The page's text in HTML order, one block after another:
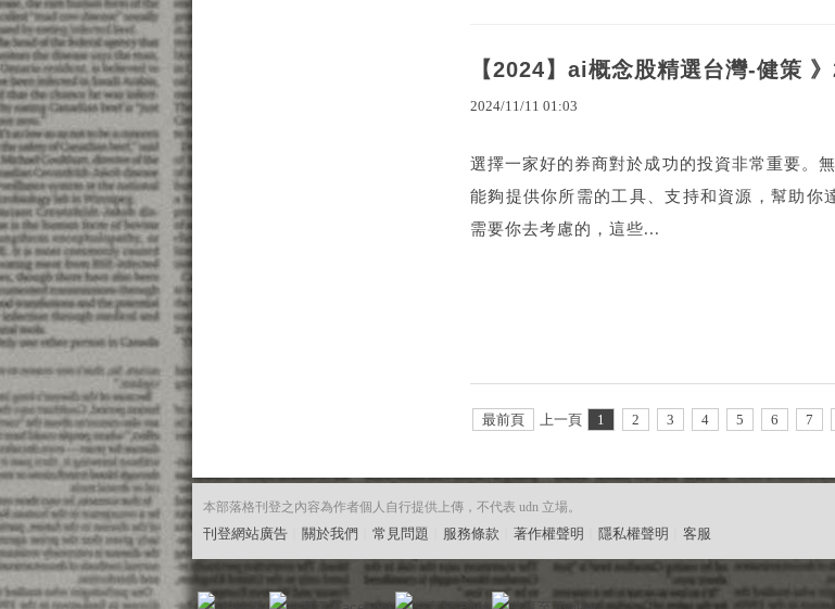
【2024】ai概念股精選台灣-健策
2024/11/11 01:03
選擇一家好的券商對於成功的投資非常重要。
能夠提供你所需的工具、支持和資源，幫助你
需要你去考慮的，這些...
最前頁 上一頁 1 2 3 4 5 6 7
本部落格刊登之內容為作者個人自行提供上傳，不代表 udn 立場。
刊登網站廣告 關於我們 常見問題 服務條款 著作權聲明 隱私權聲明 客服